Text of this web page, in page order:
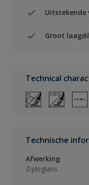
Uitstekende
Groot
Technical
Technische
Afwerking
Zijdeglans